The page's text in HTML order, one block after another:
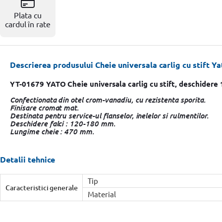
Plata cu
cardul în rate
Descrierea produsului Cheie universala carlig cu stift
YT-01679 YATO Cheie universala carlig cu stift, deschidere
Confectionata din otel crom-vanadiu, cu rezistenta sporita.
Finisare cromat mat.
Destinata pentru service-ul flanselor, inelelor si rulmentilor.
Deschidere falci : 120-180 mm.
Lungime cheie : 470 mm.
Detalii tehnice
Caracteristici generale
Tip
Material